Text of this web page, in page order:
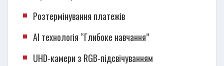
Розтермінування платежів
АІ технологія “Глибоке навчання”
UHD-камери з RGB-підсвічуванням